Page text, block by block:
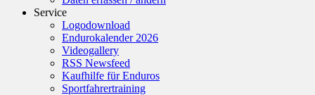
Service
Logodownload
Endurokalender 2026
Videogallery
RSS Newsfeed
Kaufhilfe für Enduros
Sportfahrertraining